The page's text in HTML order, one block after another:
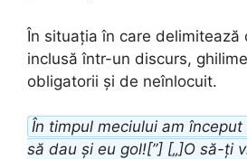
În situația în care delimitează
inclusă într-un discurs,
obligatorii și de neînlocuit.
În timpul meciului am
să dau și eu gol![”] [„]O să-ți